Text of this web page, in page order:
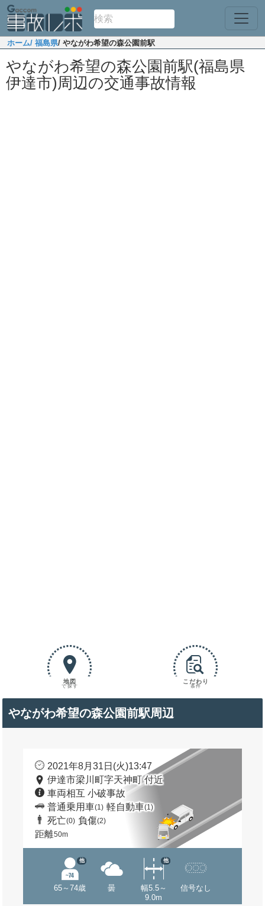
ホーム/ 福島県/ やながわ希望の森公園前駅
やながわ希望の森公園前駅(福島県
伊達市)周辺の交通事故情報
地図
で探す
こだわり
条件
やながわ希望の森公園前駅周辺
2021年8月31日(火)13:47
伊達市梁川町字天神町 付近
車両相互 小破事故
普通乗用車(1) 軽自動車(1)
死亡(0) 負傷(2)
距離50m
65～74歳
他
曇
幅5.5～
9.0m
他
信号なし